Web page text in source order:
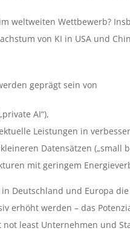
weltweiten Wettbewerb?
von KI in USA und
geprägt sein von
AI“),
Leistungen in
Datensätzen („small
mit geringem
Deutschland und Europa
erhöht werden – das
least Unternehmen und